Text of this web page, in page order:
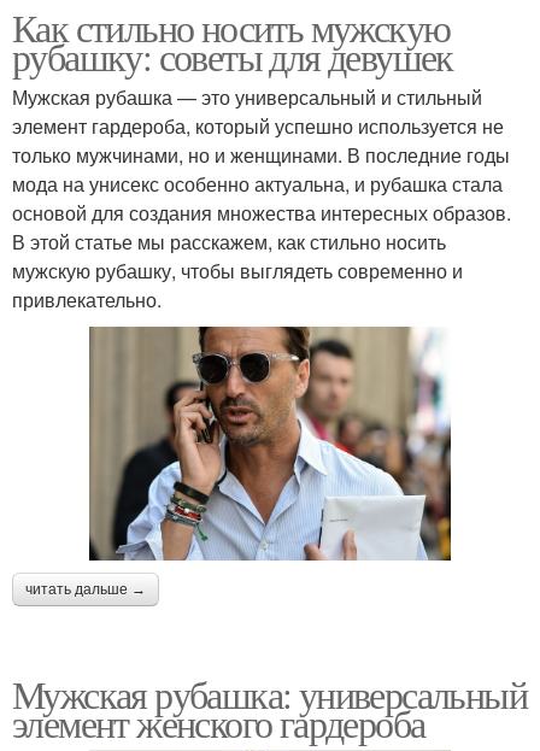
Как стильно носить мужскую
рубашку: советы для девушек
Мужская рубашка — это универсальный и стильный
элемент гардероба, который успешно используется не
только мужчинами, но и женщинами. В последние годы
мода на унисекс особенно актуальна, и рубашка стала
основой для создания множества интересных образов.
В этой статье мы расскажем, как стильно носить
мужскую рубашку, чтобы выглядеть современно и
привлекательно.
читать дальше →
Мужская рубашка: универсальный
элемент женского гардероба